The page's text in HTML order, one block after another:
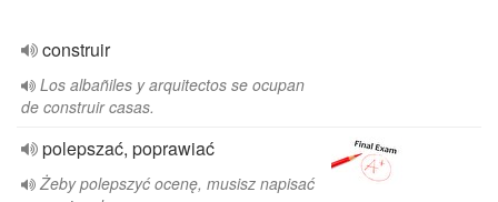
construir
Los albañiles y arquitectos se ocupan
de construir casas.
polepszać, poprawiać
Żeby polepszyć ocenę, musisz napisać